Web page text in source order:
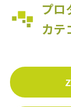
プロ
カテ